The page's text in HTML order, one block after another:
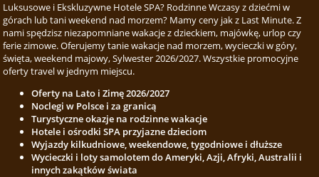
Luksusowe i Ekskluzywne Hotele SPA? Rodzinne Wczasy z dziećmi w
górach lub tani weekend nad morzem? Mamy ceny jak z Last Minute. Z
nami spędzisz niezapomniane wakacje z dzieckiem, majówkę, urlop czy
ferie zimowe. Oferujemy tanie wakacje nad morzem, wycieczki w góry,
święta, weekend majowy, Sylwester 2026/2027. Wszystkie promocyjne
oferty travel w jednym miejscu.
Oferty na Lato i Zimę 2026/2027
Noclegi w Polsce i za granicą
Turystyczne okazje na rodzinne wakacje
Hotele i ośrodki SPA przyjazne dzieciom
Wyjazdy kilkudniowe, weekendowe, tygodniowe i dłuższe
Wycieczki i loty samolotem do Ameryki, Azji, Afryki, Australii i
innych zakątków świata